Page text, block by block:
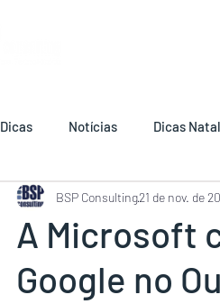
Dicas Notícias Dicas
A Microsoft
Google no
BSP Consulting21 de nov. de